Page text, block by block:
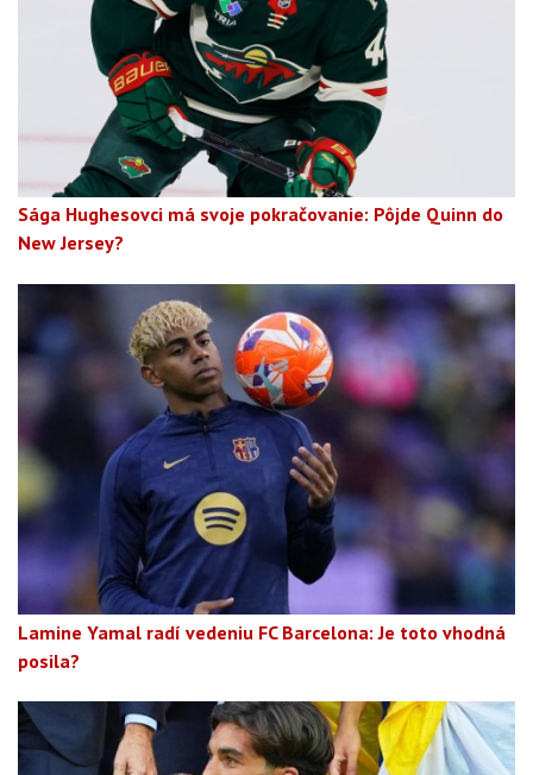
Sága Hughesovci má svoje pokračovanie: Pôjde Quinn do
New Jersey?
Lamine Yamal radí vedeniu FC Barcelona: Je toto vhodná
posila?